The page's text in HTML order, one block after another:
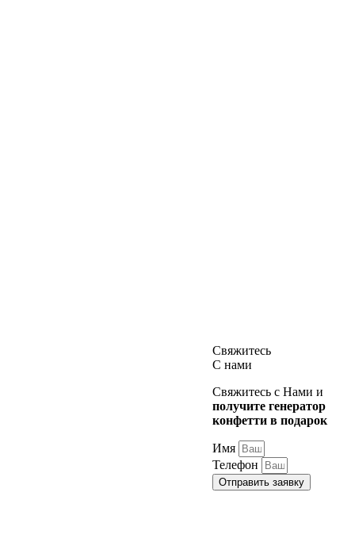
Свяжитесь
С нами
Свяжитесь с Нами и
получите генератор
конфетти в подарок
Имя
Телефон
Отправить заявку